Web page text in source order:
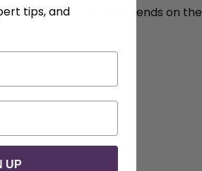
of the buttonhole depends on the
tips, and
UP